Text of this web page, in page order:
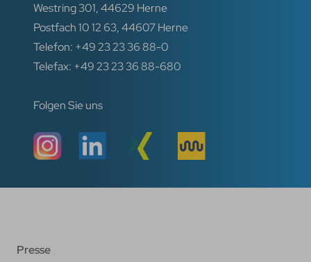
Westring 301, 44629 Herne
Postfach 10 12 63, 44607 Herne
Telefon: +49 23 23 36 88-0
Telefax: +49 23 23 36 88-680
Folgen Sie uns
Presse